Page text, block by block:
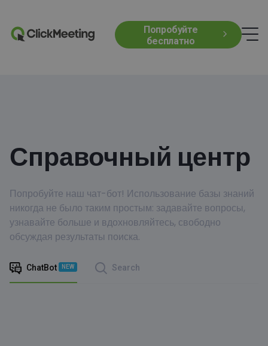
Попробуйте
бесплатно
Справочный центр
Попробуйте наш чат-бот! Использование базы знаний
никогда не было таким простым: задавайте вопросы,
узнавайте больше и вдохновляйтесь, свободно
обсуждая результаты поиска.
ChatBot NEW Search